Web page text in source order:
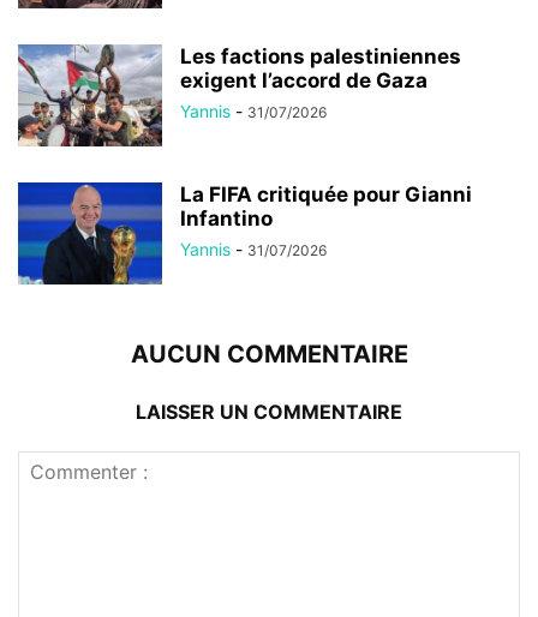
Les factions palestiniennes
exigent l’accord de Gaza
Yannis - 31/07/2026
La FIFA critiquée pour Gianni
Infantino
Yannis - 31/07/2026
AUCUN COMMENTAIRE
LAISSER UN COMMENTAIRE